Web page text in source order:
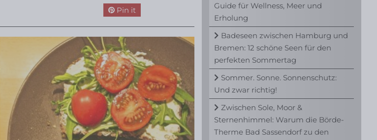
Pin it
Guide für Wellness, Meer und
Erholung
Badeseen zwischen Hamburg und
Bremen: 12 schöne Seen für den
perfekten Sommertag
Sommer. Sonne. Sonnenschutz:
Und zwar richtig!
Zwischen Sole, Moor &
Sternenhimmel: Warum die Börde-
Therme Bad Sassendorf zu den